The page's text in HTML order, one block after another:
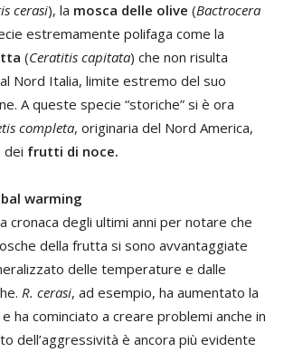
cerasi), la mosca delle olive (Bactrocera
estremamente polifaga come la
(Ceratitis capitata) che non risulta
Nord Italia, limite estremo del suo
A queste specie “storiche” si è ora
completa, originaria del Nord America,
dei frutti di noce.
warming
cronaca degli ultimi anni per notare che
della frutta si sono avvantaggiate
delle temperature e dalle
R. cerasi, ad esempio, ha aumentato la
ha cominciato a creare problemi anche in
dell’aggressività è ancora più evidente